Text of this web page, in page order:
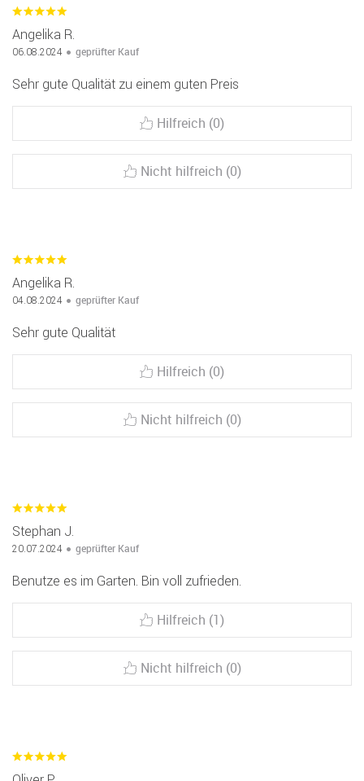
Angelika R.
06.08.2024 geprüfter Kauf
Sehr gute Qualität zu einem guten Preis
Hilfreich (0)
Nicht hilfreich (0)
Angelika R.
04.08.2024 geprüfter Kauf
Sehr gute Qualität
Hilfreich (0)
Nicht hilfreich (0)
Stephan J.
20.07.2024 geprüfter Kauf
Benutze es im Garten. Bin voll zufrieden.
Hilfreich (1)
Nicht hilfreich (0)